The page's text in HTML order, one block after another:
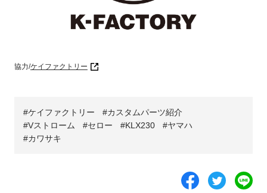
協力/ケイファクトリー
ケイファクトリー
カスタムパーツ紹介
Vストローム
セロー KLX230
ヤマハ
カワサキ